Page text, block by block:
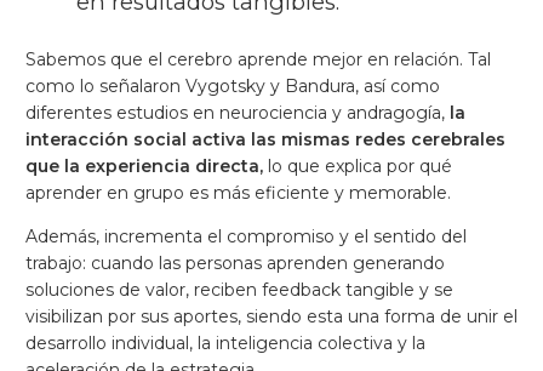
Sabemos que el cerebro aprende mejor en relación. Tal
como lo señalaron Vygotsky y Bandura, así como
diferentes estudios en neurociencia y andragogía, la
interacción social activa las mismas redes cerebrales
que la experiencia directa, lo que explica por qué
aprender en grupo es más eficiente y memorable.
Además, incrementa el compromiso y el sentido del
trabajo: cuando las personas aprenden generando
soluciones de valor, reciben feedback tangible y se
visibilizan por sus aportes, siendo esta una forma de unir el
desarrollo individual, la inteligencia colectiva y la